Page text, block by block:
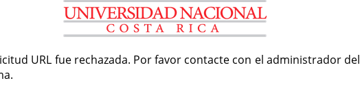
URL fue rechazada. Por favor contacte con el administrador del